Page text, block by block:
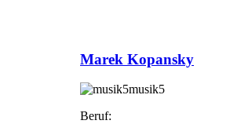
Marek Kopansky
musik5
Beruf: